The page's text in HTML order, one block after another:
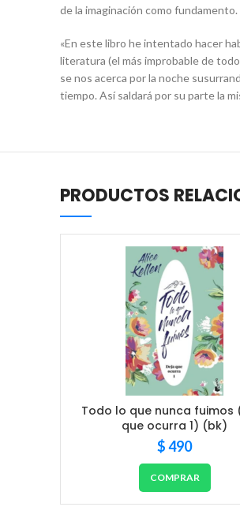
de la imaginación como fundamento.
«En este libro he intentado hacer
literatura (el más improbable de
se nos acerca por la noche
tiempo. Así saldará por su parte la
PRODUCTOS
Todo lo que nunca fuimos
que ocurra 1) (bk)
$490
COMPRAR